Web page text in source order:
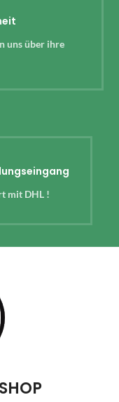
uns über ihre
mit DHL !